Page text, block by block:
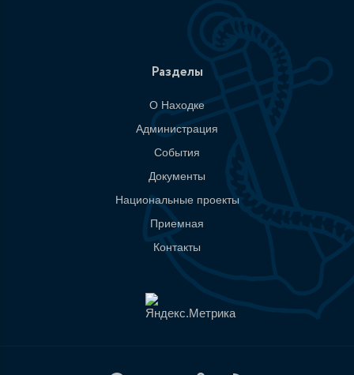
Разделы
О Находке
Администрация
События
Документы
Национальные проекты
Приемная
Контакты